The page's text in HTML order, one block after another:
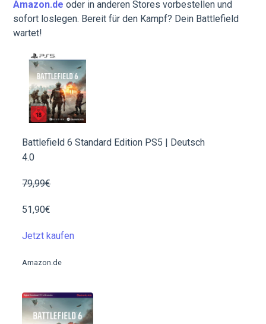
Amazon.de oder in anderen Stores vorbestellen und
sofort loslegen. Bereit für den Kampf? Dein Battlefield
wartet!
Battlefield 6 Standard Edition PS5 | Deutsch
4.0
79,99€
51,90€
Jetzt kaufen
Amazon.de